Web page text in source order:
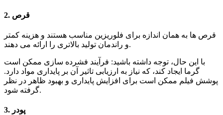
2. قرص
قرص ها به همان اندازه برای فلوریزین مناسب هستند و هزینه کمتر
و راندمان تولید بالاتری را ارائه می دهند.
با این حال، توجه داشته باشید: فرآیند فشرده سازی ممکن است
گرما ایجاد کند، که نیاز به ارزیابی تاثیر آن بر پایداری مواد دارد.
پوشش فیلم ممکن است برای افزایش پایداری و بهبود ظاهر در نظر
گرفته شود.
3. پودر